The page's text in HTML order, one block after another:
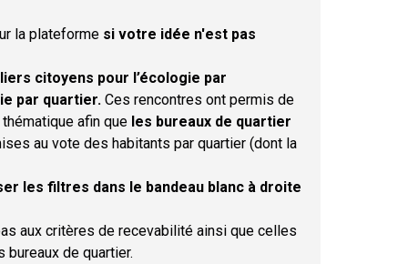
la plateforme si votre idée n'est pas
citoyens pour l’écologie par
par quartier. Ces rencontres ont permis de
afin que les bureaux de quartier
au vote des habitants par quartier (dont la
les filtres dans le bandeau blanc à droite
aux critères de recevabilité ainsi que celles
de quartier.